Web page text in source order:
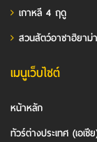
เกาหลี 4 ฤดู
สวนสัตว์อาซาฮิยาม่
เมนูเว็บไซต์
หน้าหลัก
ทัวร์ต่างประเทศ (เอเชี